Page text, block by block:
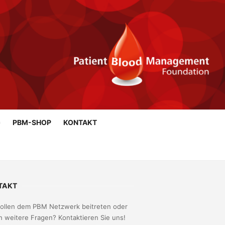
PBM-SHOP KONTAKT
dem PBM Netzwerk beitreten oder
weitere Fragen? Kontaktieren Sie uns!